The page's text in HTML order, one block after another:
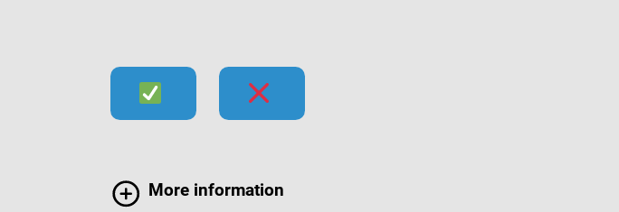
More information
Infektionen